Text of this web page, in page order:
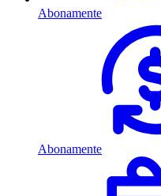
Abonamente
Abonamente